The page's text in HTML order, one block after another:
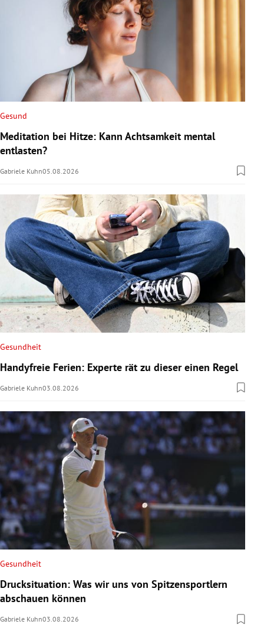
Gesund
Meditation bei Hitze: Kann Achtsamkeit mental
entlasten?
Gabriele Kuhn05.08.2026
Gesundheit
Handyfreie Ferien: Experte rät zu dieser einen Regel
Gabriele Kuhn03.08.2026
Gesundheit
Drucksituation: Was wir uns von Spitzensportlern
abschauen können
Gabriele Kuhn03.08.2026